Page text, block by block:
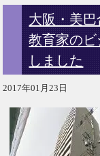
大阪・美
教育家の
しました
2017年01月23日